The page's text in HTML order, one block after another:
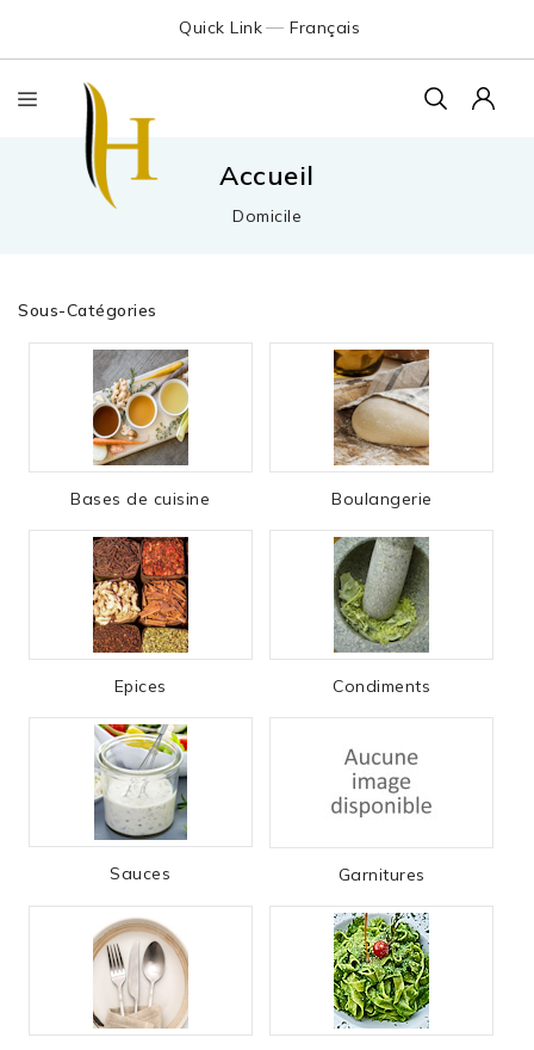
Français
Quick Link
Accueil
Domicile
Sous-Catégories
Bases de cuisine Boulangerie
Epices Condiments
Sauces Garnitures